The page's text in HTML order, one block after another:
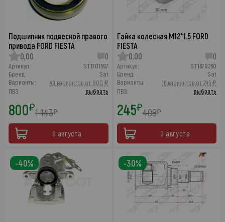
Подшипник подвесной правого
привода FORD FIESTA
0,00
0
Артикул:
ST1701597
Бренд:
Sat
Варианты:
49 вариантов от 800 ₽
ПВЗ:
выбрать
800₽1 143₽
9 августа
Гайка колесная M12*1.5 FORD
FIESTA
0,00
0
Артикул:
ST1678260
Бренд:
Sat
Варианты:
16 вариантов от 245 ₽
ПВЗ:
выбрать
245₽408₽
9 августа
-40% -30%